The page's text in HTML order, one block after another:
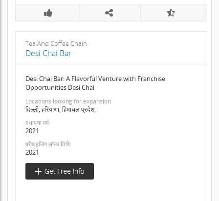
Tea And Coffee Chain
Desi Chai Bar
Desi Chai Bar: A Flavorful Venture with Franchise
Opportunities Desi Chai
Locations looking for expansion
दिल्ली, हरियाणा, हिमाचल प्रदेश,
स्थापना वर्ष
2021
फ़्रैंचाइजिंग लॉन्च तिथि
2021